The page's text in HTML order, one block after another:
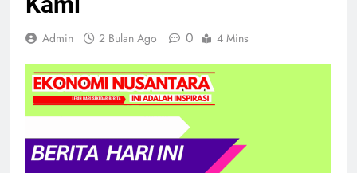
Admin 2 Bulan Ago 0 4 Mins